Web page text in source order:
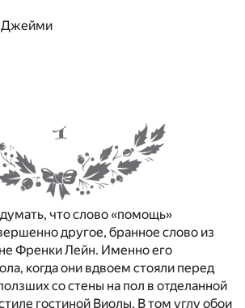
Джейми
что слово «помощь»
другое, бранное слово из
Френки Лейн. Именно его
когда они вдвоем стояли перед
со стены на пол в отделанной
гостиной Виолы. В том углу обои